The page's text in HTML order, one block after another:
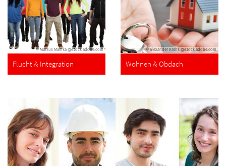
© Markus Mainka @stock.adobe.com
Flucht & Integration
© Alexander Raths @stock.adobe.com
Wohnen & Obdach